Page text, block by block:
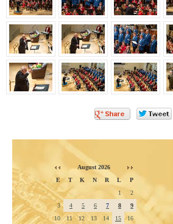
August 2026
E
T K N R L
P
1
2
3
4 5 6 7 8
9
10
11 12 13 14 15
16